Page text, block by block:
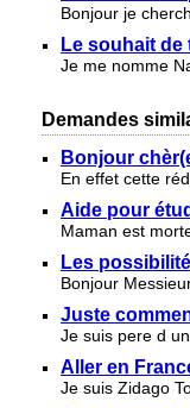
Bonjour je
Le souhait de
Je me nomme
Demandes
Bonjour
En effet cette
Aide pour
Maman est
Les
Bonjour
Juste
Je suis pere d
Aller en
Je suis Zidago